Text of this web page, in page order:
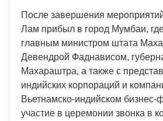
После завершения
Лам прибыл в город Мумбаи,
главным министром штата
Девендрой Фаднависом,
Махараштра, а также с
индийских корпораций и
Вьетнамско-индийском
участие в церемонии звонка в